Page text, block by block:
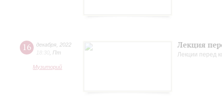
16 декабря 2022
18:30 Пт
Музиторий
Лекция
Лекции перед